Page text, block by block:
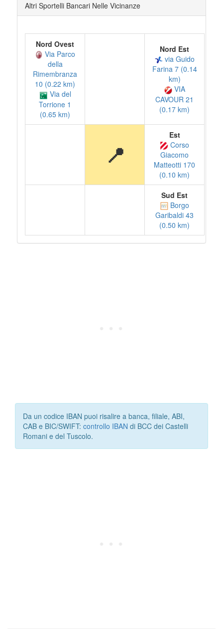
Altri Sportelli Bancari Nelle Vicinanze
Nord Ovest
Via Parco
della
Rimembranza
10 (0.22 km)
Via del
Torrione 1
(0.65 km)
Nord Est
via Guido
Farina 7 (0.14
km)
VIA
CAVOUR 21
(0.17 km)
📍
Est
Corso
Giacomo
Matteotti 170
(0.10 km)
Sud Est
Borgo
Garibaldi 43
(0.50 km)
Da un codice IBAN puoi risalire a banca, filiale, ABI,
CAB e BIC/SWIFT: controllo IBAN di BCC dei Castelli
Romani e del Tuscolo.